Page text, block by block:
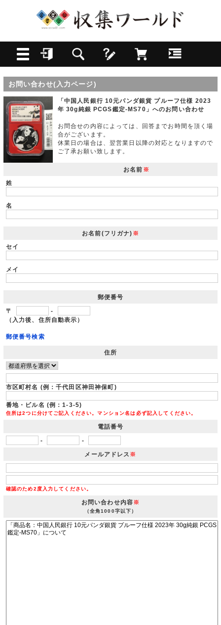
お問い合わせ(入力ページ)
「中国人民銀行 10元パンダ銀貨 プルーフ仕様 2023
年 30g純銀 PCGS鑑定-MS70」へのお問い合わせ
お問合せの内容によっては、回答までお時間を頂く場
合がございます。
休業日の場合は、翌営業日以降の対応となりますので
ご了承お願い致します。
お名前 ※
姓
名
お名前(フリガナ) ※
セイ
メイ
郵便番号
〒
-
（入力後、住所自動表示）
郵便番号検索
住所
市区町村名 (例：千代田区神田神保町)
番地・ビル名 (例：1-3-5)
住所は2つに分けてご記入ください。マンション名は必ず記入してください。
電話番号
- -
メールアドレス ※
確認のため2度入力してください。
お問い合わせ内容※
（全角1000字以下）